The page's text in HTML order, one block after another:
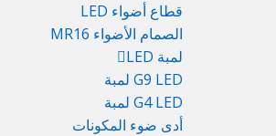
قطاع أضواء LED
الصمام الأضواء MR16
لمبة LED
G9 LED لمبة
G4 LED لمبة
أدى ضوء المكونات